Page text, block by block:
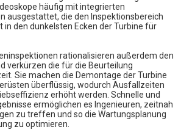
häufig mit integrierten
ausgestattet, die den Inspektionsbereich
in den dunkelsten Ecken der Turbine für
rationalisieren außerdem den
verkürzen die für die Beurteilung
Sie machen die Demontage der Turbine
überflüssig, wodurch Ausfallzeiten
erhöht werden. Schnelle und
ermöglichen es Ingenieuren, zeitnah
zu treffen und so die Wartungsplanung
zu optimieren.